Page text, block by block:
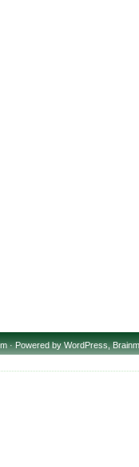
· Powered byWordPress,